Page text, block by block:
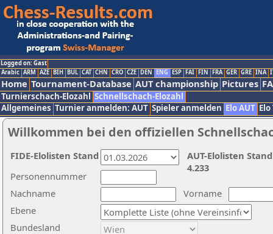
Logged on: Gast
Arabic ARM AZE BIH BUL CAT CHN CRO CZE DEN ENG ESP FAI FIN FRA GER GRE INA
Home Tournament-Database AUT championship Pictures
Turnierschach-Elozahl Schnellschach-Elozahl
Allgemeines Turnier anmelden: AUT Spieler anmelden Elo AUT
Willkommen bei den offiziellen
Nachname
Vorname
Ebene
Personennummer
Bundesland
AUT-Elolisten
4.233
FIDE-Elolisten Stand